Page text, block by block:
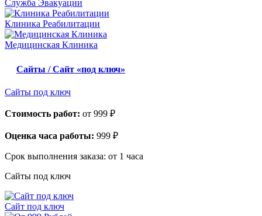
Служба Эвакуации
Клиника Реабилитации
Медицинская Клиника
Сайты / Сайт «под ключ»
Сайты под ключ
Стоимость работ: от 999 ₽
Оценка часа работы: 999 ₽
Срок выполнения заказа: от 1 часа
Сайты под ключ
Сайт под ключ